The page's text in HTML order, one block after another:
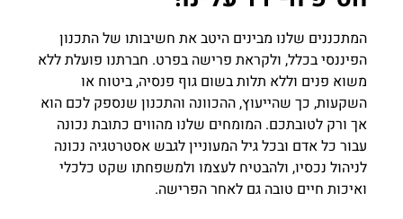
המתכננים שלנו מבינים היטב את חשיבותו של התכנון
הפיננסי בכלל, ולקראת פרישה בפרט. חברתנו פועלת ללא
משוא פנים וללא תלות בשום גוף פנסיה, ביטוח או
השקעות, כך שהייעוץ, ההכוונה והתכנון שנספק לכם הוא
אך ורק לטובתכם. המומחים שלנו מהווים כתובת נכונה
עבור כל אדם ובכל גיל המעוניין לגבש אסטרטגיה נכונה
לניהול נכסיו, ולהבטיח לעצמו ולמשפחתו שקט כלכלי
ואיכות חיים טובה גם לאחר הפרישה.